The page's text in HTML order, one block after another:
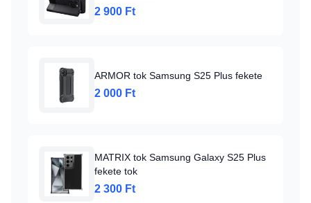
2 900 Ft
ARMOR tok Samsung S25 Plus fekete
2 000 Ft
MATRIX tok Samsung Galaxy S25 Plus
fekete tok
2 300 Ft